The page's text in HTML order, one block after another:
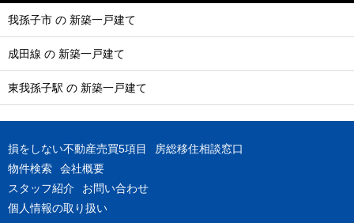
我孫子市 の 新築一戸建て
成田線 の 新築一戸建て
東我孫子駅 の 新築一戸建て
損をしない不動産売買5項目
房総移住相談窓口
物件検索
会社概要
スタッフ紹介
お問い合わせ
個人情報の取り扱い